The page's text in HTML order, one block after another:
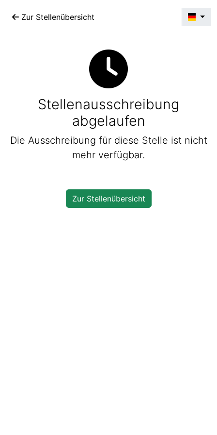
Zur Stellenübersicht
Stellenausschreibung
abgelaufen
Die Ausschreibung für diese Stelle ist nicht
mehr verfügbar.
Zur Stellenübersicht